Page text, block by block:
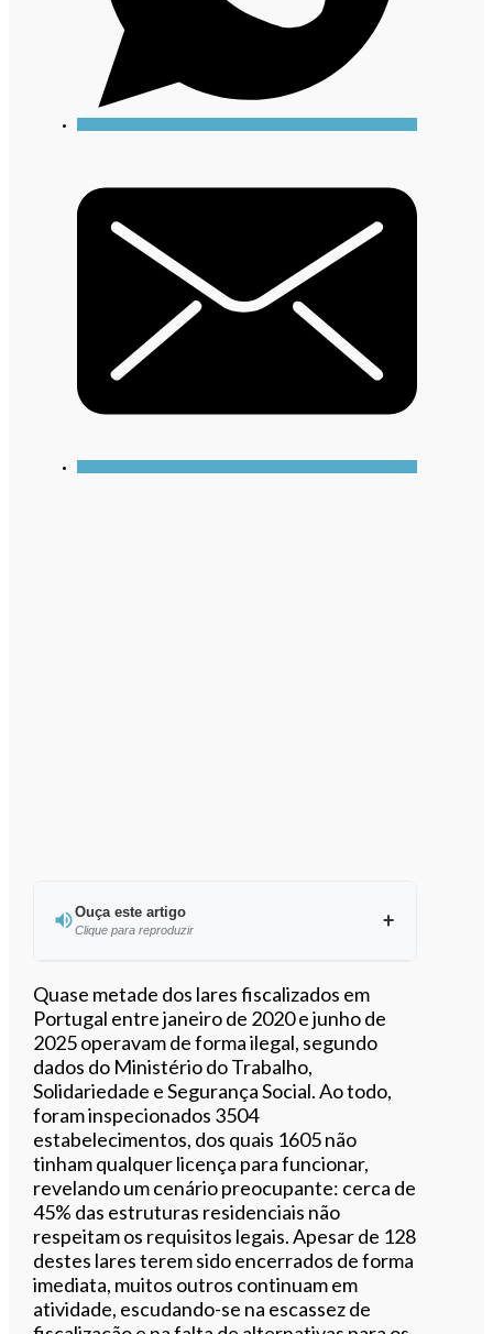
Ouça este artigo
Clique para reproduzir
Ouvir este artigo
Quase metade dos lares fiscalizados em
Portugal entre janeiro de 2020 e junho de
2025 operavam de forma ilegal, segundo
dados do Ministério do Trabalho,
Solidariedade e Segurança Social. Ao todo,
foram inspecionados 3504
estabelecimentos, dos quais 1605 não
tinham qualquer licença para funcionar,
revelando um cenário preocupante: cerca de
45% das estruturas residenciais não
respeitam os requisitos legais. Apesar de 128
destes lares terem sido encerrados de forma
imediata, muitos outros continuam em
atividade, escudando-se na escassez de